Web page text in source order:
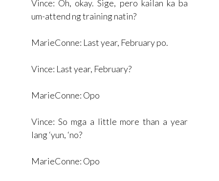
Vince: Oh, okay. Sige, pero kailan ka ba
um-attend ng training natin?
MarieConne: Last year, February po.
Vince: Last year, February?
MarieConne: Opo
Vince: So mga a little more than a year
lang ‘yun, ‘no?
MarieConne: Opo